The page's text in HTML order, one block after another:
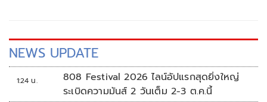
NEWS UPDATE
1:24 น.
808 Festival 2026 ไลน์อัปแรกสุดยิ่งใหญ่
ระเบิดความมันส์ 2 วันเต็ม 2-3 ต.ค.นี้